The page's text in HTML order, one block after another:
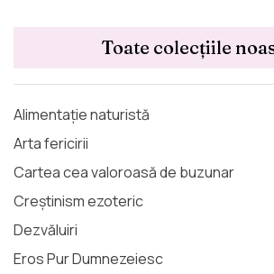
Toate colecțiile
Alimentație naturistă
Arta fericirii
Cartea cea valoroasă de buzunar
Creștinism ezoteric
Dezvăluiri
Eros Pur Dumnezeiesc